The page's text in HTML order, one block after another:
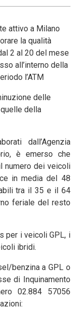
attivo a Milano
la qualità
2 al 20 del mese
all’interno della
l’ATM
delle
della
dall’Agenzia
è emerso che
numero dei veicoli
in media del 48
tra il 35 e il 64
feriale del resto
per i veicoli GPL, i
ibridi.
benzina a GPL o
di Inquinamento
02.884 57056